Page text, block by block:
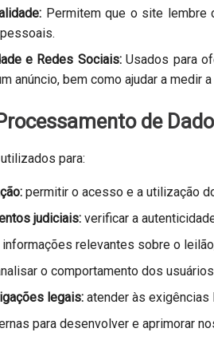
Permitem que o site lembre
e Redes Sociais:Usados para
anúncio, bem como ajudar a medir
de
para:
permitir o acesso e a utilização
judiciais: verificar a
informações relevantes sobre o
o comportamento dos
legais: atender às exigências
para desenvolver e aprimorar